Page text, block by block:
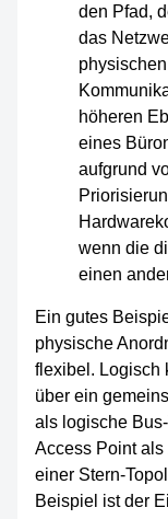
den Pfad,
das
höheren
eines
aufgrund
wenn die
einen
Ein gutes
physische
flexibel. Logisch
über ein
als logische
Access Point
einer Stern-
Beispiel ist der